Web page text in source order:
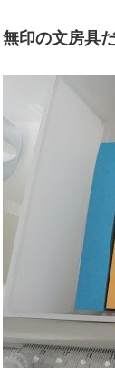
無印の文房具だ